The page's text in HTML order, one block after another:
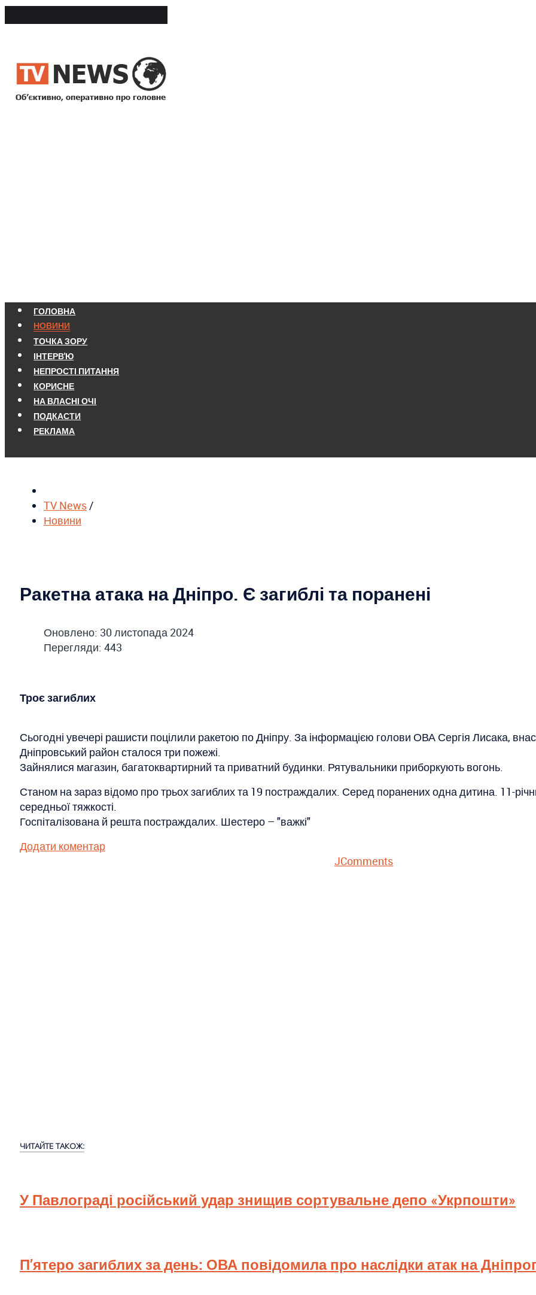
ГОЛОВНА
НОВИНИ
ТОЧКА ЗОРУ
ІНТЕРВ'Ю
НЕПРОСТІ ПИТАННЯ
КОРИСНЕ
НА ВЛАСНІ ОЧІ
ПОДКАСТИ
РЕКЛАМА
TV News /
Новини
Ракетна атака на Дніпро. Є загиблі та поранені
Оновлено: 30 листопада 2024
Перегляди: 443
Троє загиблих
Сьогодні увечері рашисти поцілили ракетою по Дніпру. За інформацією голови ОВА Сергія Лисака,
Дніпровський район сталося три пожежі.
Зайнялися магазин, багатоквартирний та приватний будинки. Рятувальники приборкують вогонь.
Станом на зараз відомо про трьох загиблих та 19 постраждалих. Серед поранених одна дитина. 11-
середньої тяжкості.
Госпіталізована й решта постраждалих. Шестеро – "важкі"
Додати коментар
JComments
ЧИТАЙТЕ ТАКОЖ:
У Павлограді російський удар знищив сортувальне депо «Укрпошти»
П’ятеро загиблих за день: ОВА повідомила про наслідки атак на